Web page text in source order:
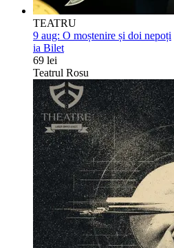
TEATRU
9 aug: O moștenire și doi nepoți
ia Bilet
69 lei
Teatrul Rosu